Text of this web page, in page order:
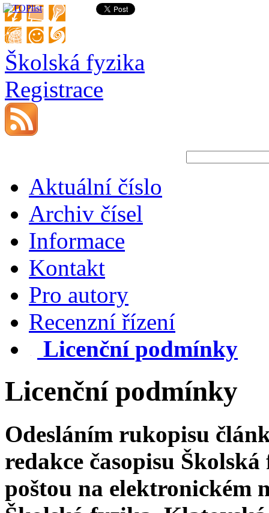
Školská fyzika
Registrace
Aktuální číslo
Archiv čísel
Informace
Kontakt
Pro autory
Recenzní řízení
Licenční podmínky
Licenční podmínky
Odesláním rukopisu
redakce časopisu
poštou na elektronickém